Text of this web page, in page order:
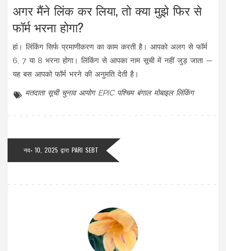
अगर मैंने लिंक कर लिया, तो क्या मुझे फिर से
फॉर्म भरना होगा?
हां। लिंकिंग सिर्फ प्रमाणीकरण का काम करती है। आपको अलग से फॉर्म
6, 7 या 8 भरना होगा। लिंकिंग से आपका नाम सूची में नहीं जुड़ जाता —
यह बस आपको फॉर्म भरने की अनुमति देती है।
मतदाता सूची चुनाव आयोग EPIC पश्चिम बंगाल मोबाइल लिंकिंग
नव॰ 10, 2025 द्वारा PARI SEBT